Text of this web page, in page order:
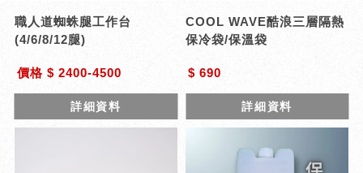
職人道蜘蛛腿工作台
(4/6/8/12腿)
價格 $ 2400-4500
詳細資料
COOL WAVE酷浪三層隔熱
保冷袋/保溫袋
$ 690
詳細資料